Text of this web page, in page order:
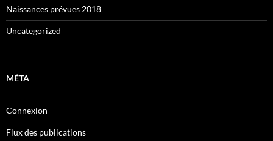
Naissances prévues 2018
Uncategorized
MÉTA
Connexion
Flux des publications